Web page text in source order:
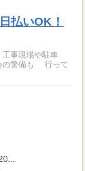
払いOK！